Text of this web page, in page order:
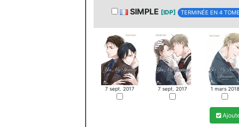
SIMPLE [IDP] TERMINÉE EN 4
7 sept. 2017 7 sept. 2017 1 mars 2018